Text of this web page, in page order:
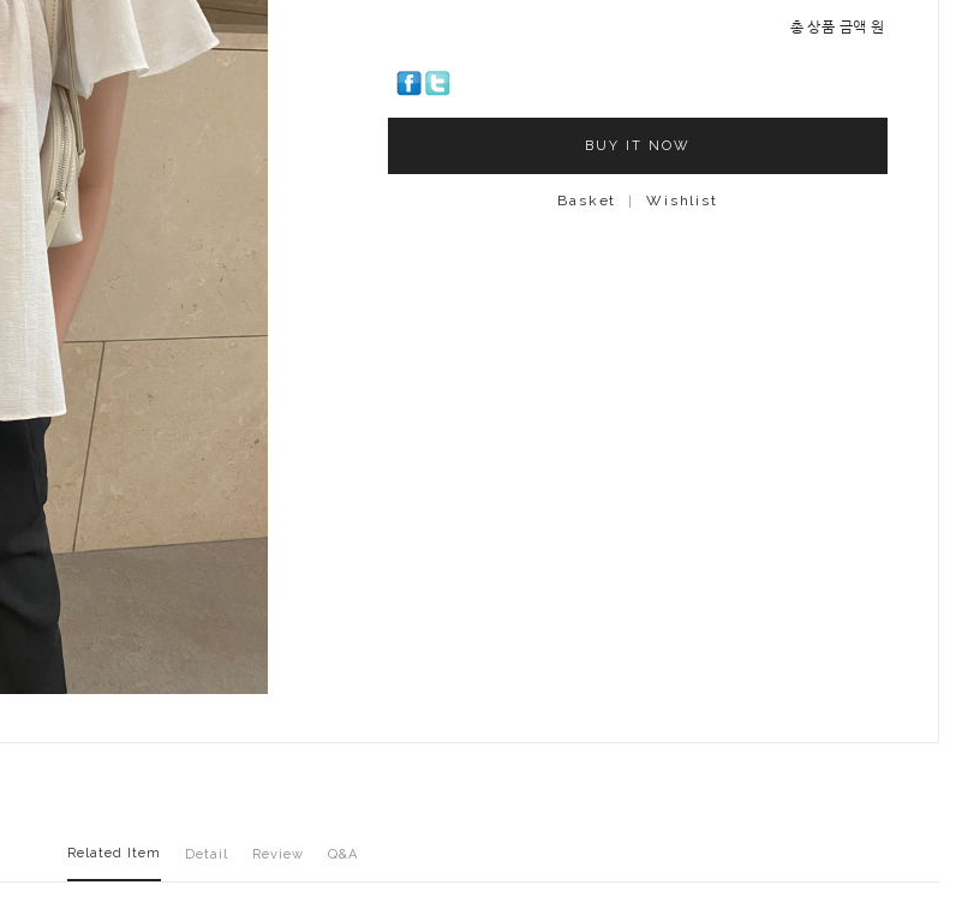
총 상품 금액 원
BUY IT NOW
Basket | Wishlist
Related Item Detail Review Q&A